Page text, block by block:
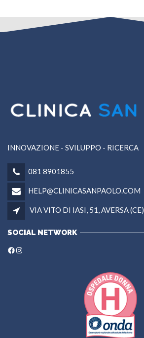
INNOVAZIONE - SVILUPPO - RICERCA
081 8901855
HELP@CLINICASANPAOLO.COM
VIA VITO DI IASI, 51, AVERSA (CE)
SOCIAL NETWORK
Facebook Instagram